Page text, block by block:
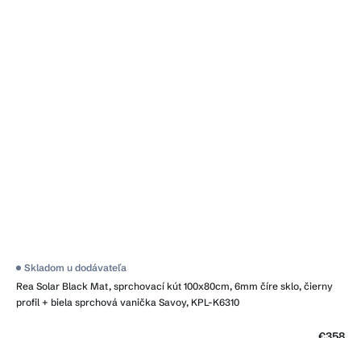
Rea Solar Black Mat, sprchovací kút 100x80cm, 6mm číre sklo, čierny
profil + biela sprchová vanička Savoy, KPL-K6310
Skladom u dodávateľa